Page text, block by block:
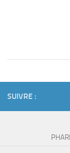
SUIVRE :